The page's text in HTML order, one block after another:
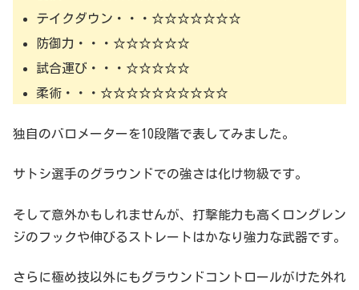
テイクダウン・・・☆☆☆☆☆☆☆
防御力・・・☆☆☆☆☆☆
試合運び・・・☆☆☆☆☆
柔術・・・☆☆☆☆☆☆☆☆☆☆
独自のバロメーターを10段階で表してみました。
サトシ選手のグラウンドでの強さは化け物級です。
そして意外かもしれませんが、打撃能力も高くロングレン
ジのフックや伸びるストレートはかなり強力な武器です。
さらに極め技以外にもグラウンドコントロールがけた外れ